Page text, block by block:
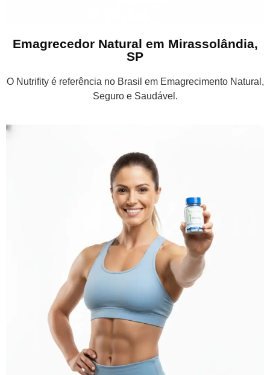
Emagrecedor Natural em Mirassolândia,
SP
O Nutrifity é referência no Brasil em Emagrecimento Natural,
Seguro e Saudável.